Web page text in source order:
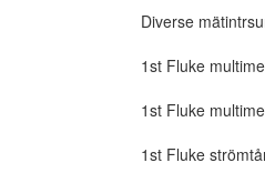
Diverse
1st Fluke
1st Fluke
1st Fluke